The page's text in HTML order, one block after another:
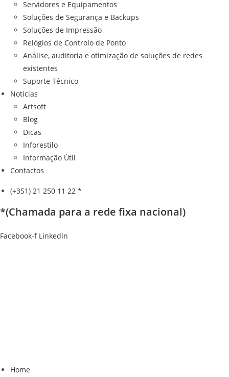
Servidores e Equipamentos
Soluções de Segurança e Backups
Soluções de Impressão
Relógios de Controlo de Ponto
Análise, auditoria e otimização de soluções de redes
existentes
Suporte Técnico
Notícias
Artsoft
Blog
Dicas
Inforestilo
Informação Útil
Contactos
(+351) 21 250 11 22 *
*(Chamada para a rede fixa nacional)
Facebook-f Linkedin
Home